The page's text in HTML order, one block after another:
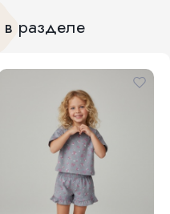
разделе